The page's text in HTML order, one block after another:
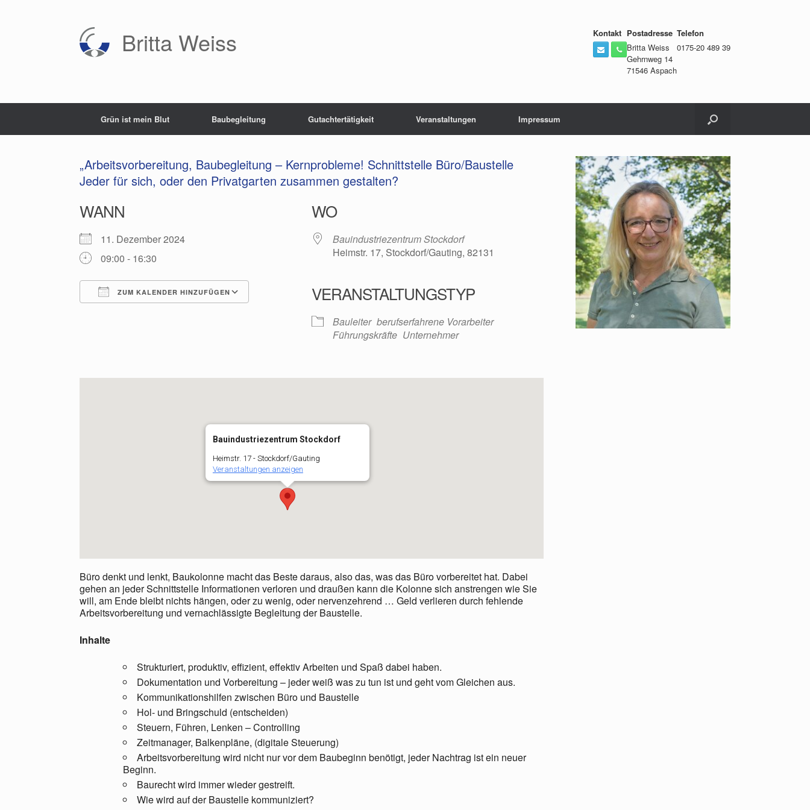
Britta Weiss Kontakt Postadresse
Britta Weiss
Gehrnweg 14
71546 Aspach
Telefon
0175-20 489 39
Grün ist mein Blut Baubegleitung Gutachtertätigkeit Veranstaltungen Impressum
„Arbeitsvorbereitung, Baubegleitung – Kernprobleme! Schnittstelle Büro/Baustelle
Jeder für sich, oder den Privatgarten zusammen gestalten?
WANN
11. Dezember 2024
09:00 - 16:30
ZUM KALENDER HINZUFÜGEN
Google Kalender Office 365
WO
Bauindustriezentrum Stockdorf
Heimstr. 17, Stockdorf/Gauting, 82131
VERANSTALTUNGSTYP
Bauleiter berufserfahrene Vorarbeiter
Führungskräfte Unternehmer
Bauindustriezentrum Stockdorf
Heimstr. 17 - Stockdorf/Gauting
Veranstaltungen anzeigen
Büro denkt und lenkt, Baukolonne macht das Beste daraus, also das, was das Büro vorbereitet hat. Dabei
gehen an jeder Schnittstelle Informationen verloren und draußen kann die Kolonne sich anstrengen wie Sie
will, am Ende bleibt nichts hängen, oder zu wenig, oder nervenzehrend … Geld verlieren durch fehlende
Arbeitsvorbereitung und vernachlässigte Begleitung der Baustelle.
Inhalte
Strukturiert, produktiv, effizient, effektiv Arbeiten und Spaß dabei haben.
Dokumentation und Vorbereitung – jeder weiß was zu tun ist und geht vom Gleichen aus.
Kommunikationshilfen zwischen Büro und Baustelle
Hol- und Bringschuld (entscheiden)
Steuern, Führen, Lenken – Controlling
Zeitmanager, Balkenpläne, (digitale Steuerung)
Arbeitsvorbereitung wird nicht nur vor dem Baubeginn benötigt, jeder Nachtrag ist ein neuer
Beginn.
Baurecht wird immer wieder gestreift.
Wie wird auf der Baustelle kommuniziert?